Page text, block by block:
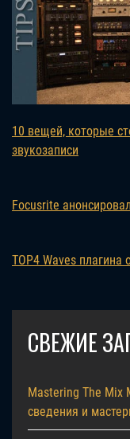
10 вещей, которые
звукозаписи
Focusrite
TOP4 Waves плагина
СВЕЖИЕ
Mastering The Mix
сведения и